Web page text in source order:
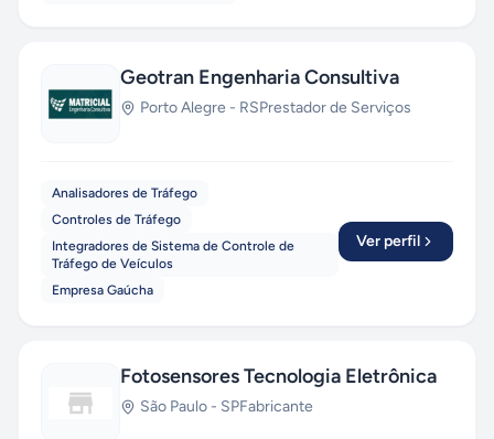
Geotran Engenharia Consultiva
Porto Alegre - RSPrestador de Serviços
Analisadores de Tráfego
Controles de Tráfego
Integradores de Sistema de Controle de
Tráfego de Veículos
Empresa Gaúcha
Ver perfil
Fotosensores Tecnologia Eletrônica
São Paulo - SPFabricante